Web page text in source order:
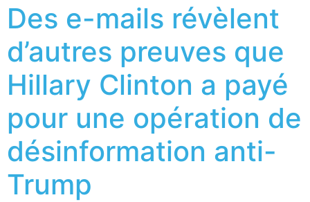
Des e-mails révèlent
d’autres preuves que
Hillary Clinton a payé
pour une opération de
désinformation anti-
Trump